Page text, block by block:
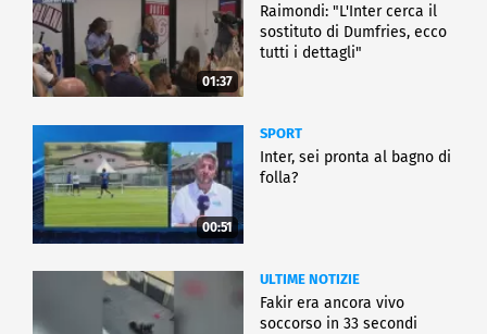
01:37
Raimondi: "L'Inter cerca il
sostituto di Dumfries, ecco
tutti i dettagli"
00:51
SPORT
Inter, sei pronta al bagno di
folla?
ULTIME NOTIZIE
Fakir era ancora vivo
soccorso in 33 secondi